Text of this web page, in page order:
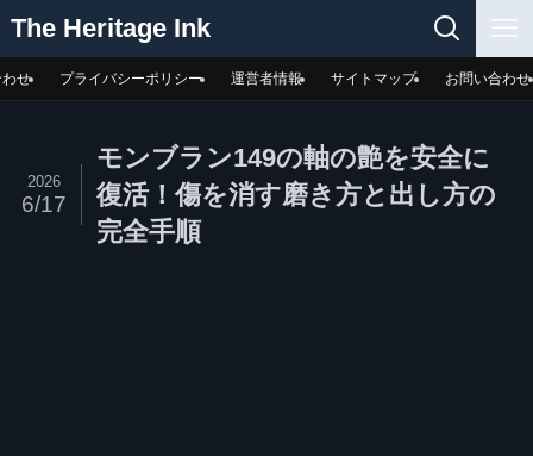
The Heritage Ink
せ プライバシーポリシー 運営者情報 サイトマップ お問い合わせ
モンブラン149の軸の艶を安全に
復活！傷を消す磨き方と出し方の
完全手順
2026
6/17